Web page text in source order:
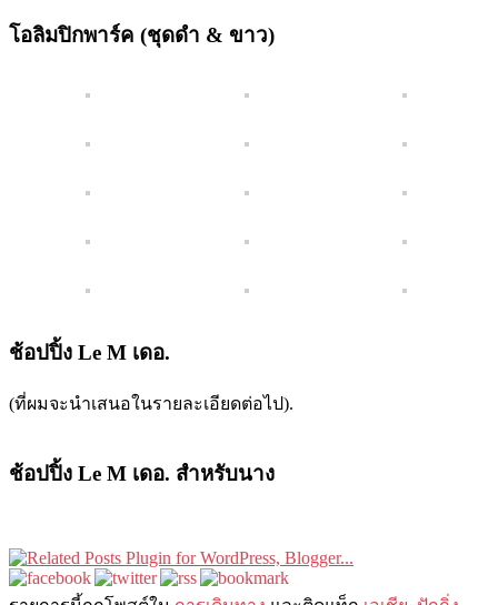
โอลิมปิกพาร์ค (ชุดดำ & ขาว)
ช้อปปิ้ง Le M เดอ.
(ที่ผมจะนำเสนอในรายละเอียดต่อไป).
ช้อปปิ้ง Le M เดอ. สำหรับนาง